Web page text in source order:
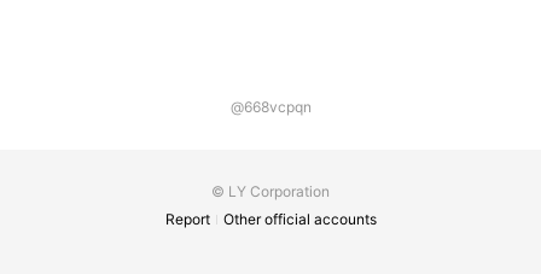
@668vcpqn
© LY Corporation
Report
Other official accounts